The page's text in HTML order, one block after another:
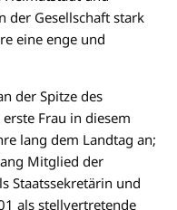
der Gesellschaft stark
eine enge und
der Spitze des
Frau in diesem
lang dem Landtag an;
Mitglied der
Staatssekretärin und
als stellvertretende